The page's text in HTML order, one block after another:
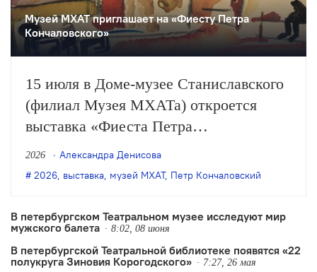
Музей МХАТ приглашает на «Фиесту Петра
Кончаловского»
15 июля в Доме-музее Станиславского
(филиал Музея МХАТа) откроется
выставка «Фиеста Петра
Кончаловского», приуроченная к 150-
летию со дня рождения художника. На
сценографии к спектаклям разных лет
и личные вещи.
2026
Александра Денисова
2026, выставка, музей МХАТ, Петр Кончаловский
В петербургском Театральном музее исследуют мир
мужского балета
8:02, 08 июня
В петербургской Театральной библиотеке появятся «22
полукруга Зиновия Корогодского»
7:27, 26 мая